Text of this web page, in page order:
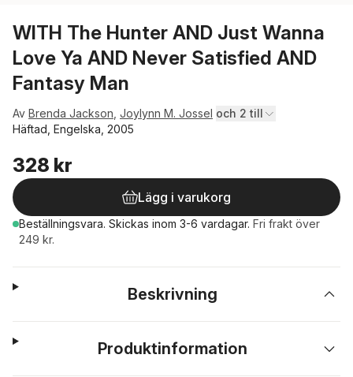
WITH The Hunter AND Just Wanna
Love Ya AND Never Satisfied AND
Fantasy Man
Av Brenda Jackson Joylynn M. Jossel och 2 till
Häftad, Engelska, 2005
328 kr
Lägg i varukorg
Beställningsvara. Skickas inom 3-6 vardagar. Fri frakt över
249 kr.
Beskrivning
Produktinformation